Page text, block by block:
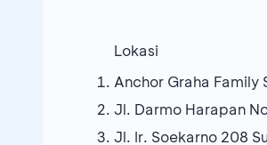
Lokasi
Anchor Graha Family
Jl. Darmo Harapan
Jl. Ir. Soekarno 208